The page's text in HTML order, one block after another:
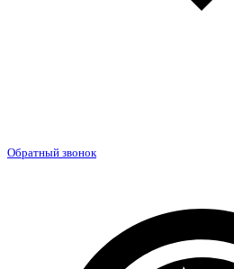
Обратный звонок